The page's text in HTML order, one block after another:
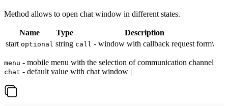
Method allows to open chat window in different states.
Name Type
Description
start optional string call - window with callback request form\
menu - mobile menu with the selection of communication channel
chat - default value with chat window |